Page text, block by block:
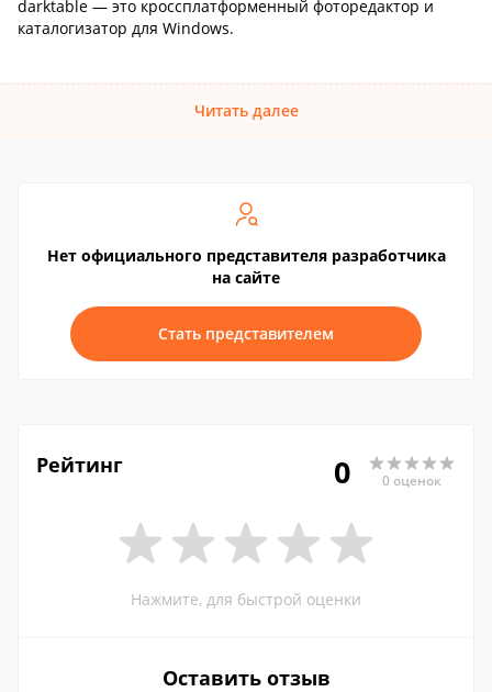
darktable — это кроссплатформенный фоторедактор и
каталогизатор для Windows.
Читать далее
Нет официального представителя разработчика
на сайте
Стать представителем
Рейтинг 0 0 оценок
Нажмите, для быстрой оценки
Оставить отзыв